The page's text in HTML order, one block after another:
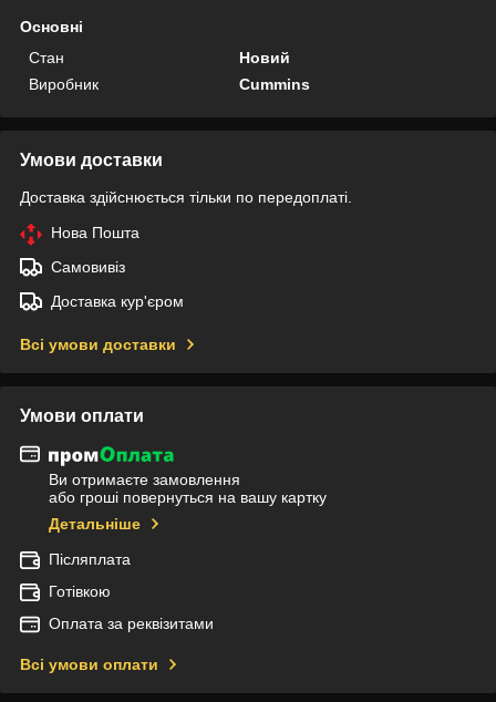
Основні
Стан
Новий
Виробник
Cummins
Умови доставки
Доставка здійснюється тільки по передоплаті.
Нова Пошта
Самовивіз
Доставка кур'єром
Всі умови доставки
Умови оплати
Ви отримаєте замовлення
або гроші повернуться на вашу картку
Детальніше
Післяплата
Готівкою
Оплата за реквізитами
Всі умови оплати